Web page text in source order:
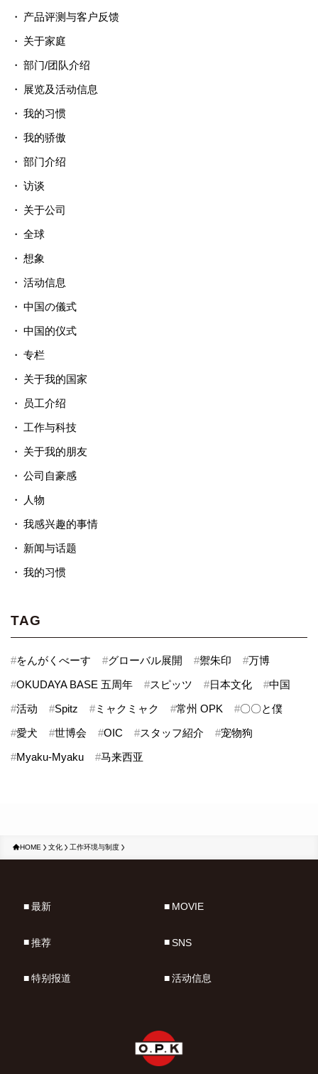
产品评测与客户反馈
关于家庭
部门/团队介绍
展览及活动信息
我的习惯
我的骄傲
部门介绍
访谈
关于公司
全球
想象
活动信息
中国の儀式
中国的仪式
专栏
关于我的国家
员工介绍
工作与科技
关于我的朋友
公司自豪感
人物
我感兴趣的事情
新闻与话题
我的习惯
TAG
#をんがくべーす #グローバル展開 #禦朱印 #万博
#OKUDAYA BASE 五周年 #スピッツ #日本文化 #中国
#活动 #Spitz #ミャクミャク #常州 OPK #〇〇と僕
#愛犬 #世博会 #OIC #スタッフ紹介 #宠物狗
#Myaku-Myaku #马来西亚
HOME 文化 工作环境与制度
最新
推荐
特别报道
MOVIE
SNS
活动信息